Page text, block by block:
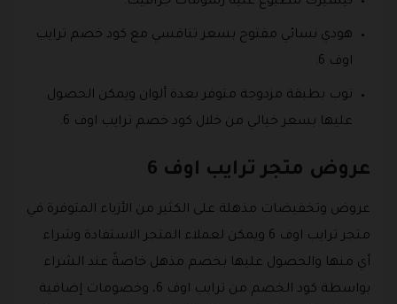
هودي نسائي مفتوح بسعر تنافسي مع كود خصم ترايب
اوف 6.
توب بطبقة مزدوجة متوفر بعدة ألوان ويمكن الحصول
عليها بسعر خيالي من خلال كود خصم ترايب اوف 6.
عروض متجر ترايب اوف 6
عروض وتخفيضات مذهلة على الكثير من الأزياء المتوفرة في
متجر ترايب اوف 6 ويمكن لعملاء المتجر الاستفادة وشراء
أي منها والحصول عليها بخصم مذهل خاصةً عند الشراء
بواسطة كود الخصم من ترايب اوف 6، وخصومات إضافية